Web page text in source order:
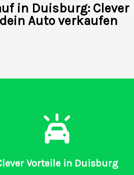
in Duisburg: Clever
Auto verkaufen
Vorteile in Duisburg